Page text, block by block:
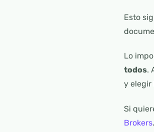
Esto
Lo
todos.
y elegir
Si
Brokers.